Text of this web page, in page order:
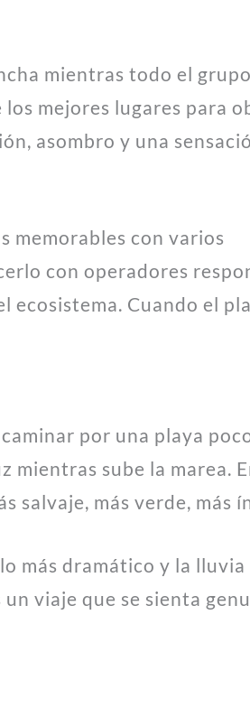
mientras todo el
mejores lugares para
asombro y una
memorables con varios
con operadores
ecosistema. Cuando el
por una playa
mientras sube la marea.
salvaje, más verde, más
más dramático y la
viaje que se sienta